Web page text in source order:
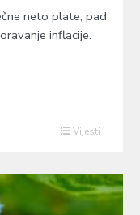
neto plate, pad
inflacije.
Vijesti